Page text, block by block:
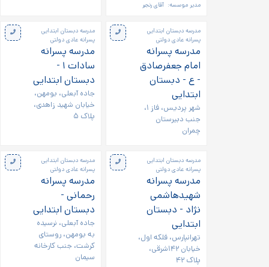
مدیر موسسه: آقای رنجبر
مدرسه دبستان ابتدایی
پسرانه عادی دولتی
مدرسه پسرانه
امام جعفرصادق
- ع - دبستان
ابتدایی
شهر پردیس، فاز ۱،
جنب دبیرستان
چمران
مدرسه دبستان ابتدایی
پسرانه عادی دولتی
مدرسه پسرانه
سادات ۱ -
دبستان ابتدایی
جاده آبعلی، بومهن،
خیابان شهید زاهدی،
پلاک ۵
مدرسه دبستان ابتدایی
پسرانه عادی دولتی
مدرسه پسرانه
شهیدهاشمی
نژاد - دبستان
ابتدایی
تهرانپارس، فلکه اول،
خیابان ۱۴۲شرقی،
پلاک ۴۲
مدرسه دبستان ابتدایی
پسرانه عادی دولتی
مدرسه پسرانه
رحمانی -
دبستان ابتدایی
جاده آبعلی، نرسیده
به بومهن، روستای
کرشت، جنب کارخانه
سیمان